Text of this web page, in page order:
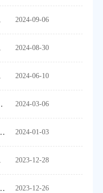
2024-09-06
当
2024-08-30
会
2024-06-10
关”
2024-03-06
展班会
2024-01-03
“考试诚信教育”主题班会
2023-12-28
班会
2023-12-26
首考 期末辅导答疑温暖人心